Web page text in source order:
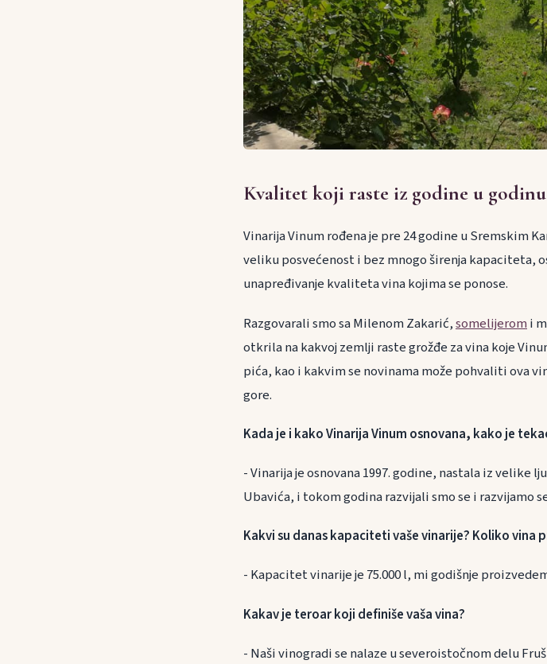
Kvalitet koji raste iz godine u godinu
Vinarija Vinum rođena je pre 24 godine u Sremskim
veliku posvećenost i bez mnogo širenja kapaciteta,
unapređivanje kvaliteta vina kojima se ponose.
Razgovarali smo sa Milenom Zakarić,somelijerom i
otkrila na kakvoj zemlji raste grožđe za vina koje
pića, kao i kakvim se novinama može pohvaliti ova
gore.
Kada je i kako Vinarija Vinum osnovana, kako je
- Vinarija je osnovana 1997. godine, nastala iz velike
Ubavića, i tokom godina razvijali smo se i razvijamo
Kakvi su danas kapaciteti vaše vinarije? Koliko vina
- Kapacitet vinarije je 75.000 l, mi godišnje
Kakav je teroar koji definiše vaša vina?
- Naši vinogradi se nalaze u severoistočnom delu